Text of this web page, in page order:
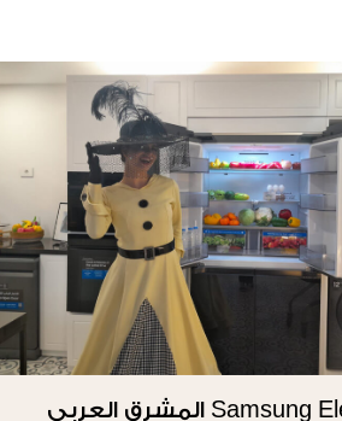
Samsung Electronics المشرق العربي